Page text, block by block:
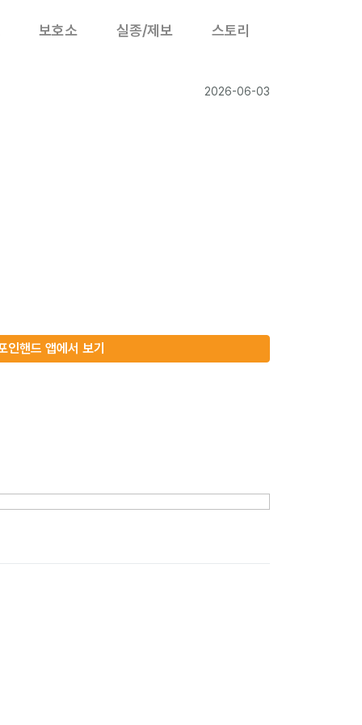
보호소 실종/제보 스토리
2026-06-03
인핸드 앱에서 보기